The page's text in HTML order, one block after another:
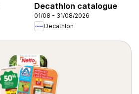
Decathlon catalogue
01/08 - 31/08/2026
Decathlon